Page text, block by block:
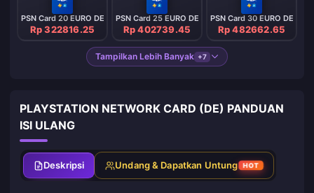
PSN Card 20 EURO DE
Rp 322816.25
PSN Card 25 EURO DE
Rp 402739.45
PSN Card 30 EURO DE
Rp 482662.65
Tampilkan Lebih Banyak +7
PLAYSTATION NETWORK CARD (DE) PANDUAN
ISI ULANG
Deskripsi Undang & Dapatkan Untung HOT